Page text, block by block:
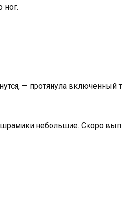
ног.
— протянула
шрамики небольшие. Скоро